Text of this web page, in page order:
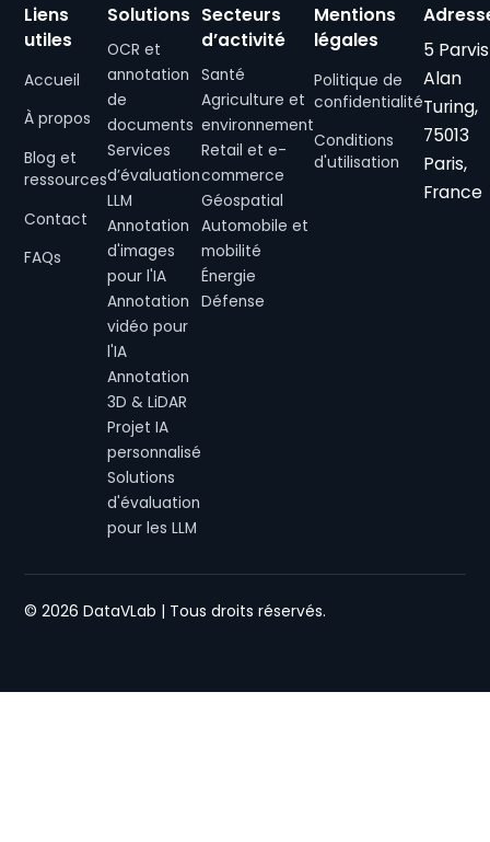
Liens
utiles
Accueil
À propos
Blog et
ressources
Contact
FAQs
Solutions
OCR et
annotation
de
documents
Services
d’évaluation
LLM
Annotation
d'images
pour l'IA
Annotation
vidéo pour
l'IA
Annotation
3D & LiDAR
Projet IA
personnalisé
Solutions
d'évaluation
pour les LLM
Secteurs
d’activité
Santé
Agriculture et
environnement
Retail et e-
commerce
Géospatial
Automobile et
mobilité
Énergie
Défense
Mentions
légales
Politique de
confidentialité
Conditions
d'utilisation
5 Parvis
Alan
Turing,
75013
Paris,
France
© 2026 DataVLab | Tous droits réservés.